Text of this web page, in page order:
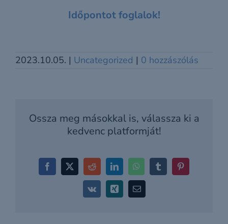
Időpontot foglalok!
2023.10.05. | Uncategorized | 0 hozzászólás
Ossza meg másokkal is, válassza ki a
kedvenc platformját!
Facebook
X RedditLinkedInWhatsAppTumblrPinterest
Vk Xing Email: